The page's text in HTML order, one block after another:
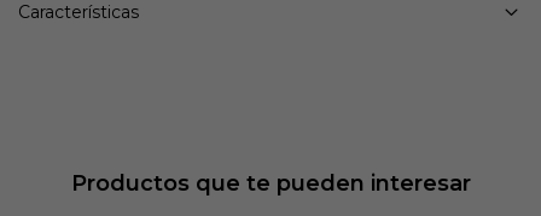
Características
Productos que te pueden interesar